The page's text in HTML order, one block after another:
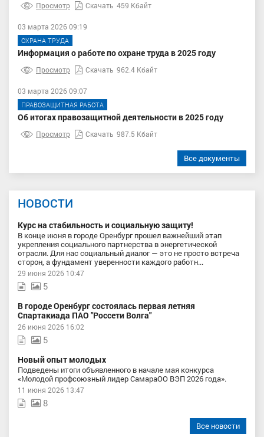
Просмотр Скачать 459 Кбайт
03 марта 2026 09:19
ОХРАНА ТРУДА
Информация о работе по охране труда в 2025 году
Просмотр Скачать 962.4 Кбайт
03 марта 2026 09:07
ПРАВОЗАЩИТНАЯ РАБОТА
Об итогах правозащитной деятельности в 2025 году
Просмотр Скачать 987.5 Кбайт
Все документы
НОВОСТИ
Курс на стабильность и социальную защиту!
В конце июня в городе Оренбург прошел важнейший этап
укрепления социального партнерства в энергетической
отрасли. Для нас социальный диалог — это не просто встреча
сторон, а фундамент уверенности каждого работн...
29 июня 2026 10:47
5
В городе Оренбург состоялась первая летняя
Спартакиада ПАО "Россети Волга"
26 июня 2026 16:02
5
Новый опыт молодых
Подведены итоги объявленного в начале мая конкурса
«Молодой профсоюзный лидер СамараОО ВЭП 2026 года».
11 июня 2026 13:47
8
Все новости